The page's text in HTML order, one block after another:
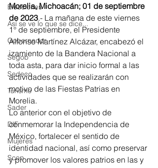
Elecciones
Así se ve lo que se dice...
Gobernador
Segob
Sedeco
Turismo
Sader
DIF
Mujeres
Scop
Morelia, Michoacán; 01 de septiembre
de 2023.- La mañana de este viernes
1° de septiembre, el Presidente
Alfonso Martínez Alcázar, encabezó el
izamiento de la Bandera Nacional a
toda asta, para dar inicio formal a las
actividades que se realizarán con
motivo de las Fiestas Patrias en
Morelia.
Lo anterior con el objetivo de
conmemorar la Independencia de
México, fortalecer el sentido de
identidad nacional, así como preservar
y promover los valores patrios en las y